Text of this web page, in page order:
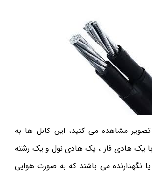
تصویر مشاهده می کنید، این کابل ها به
یک هادی فاز ، یک هادی نول و یک رشته
نگهدارنده می باشند که به صورت هوایی